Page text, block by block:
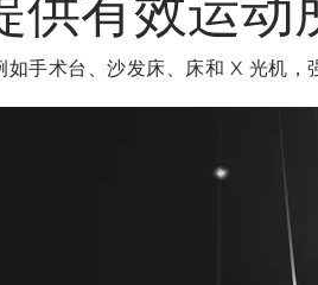
如手术台、沙发床、床和 X 光机